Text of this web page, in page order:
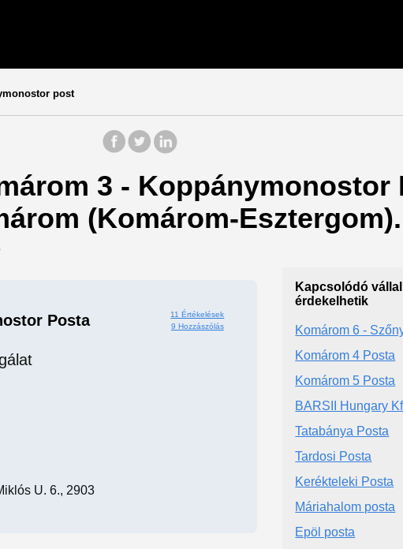
post
3 - Koppánymonostor
(Komárom-Esztergom).
Posta
11 Értékelések
9 Hozzászólás
U. 6., 2903
Kapcsolódó
érdekelhetik
Komárom 6 -
Komárom 4 Posta
Komárom 5 Posta
BARSII Hungary
Tatabánya Posta
Tardosi Posta
Kerékteleki Posta
Máriahalom posta
Epöl posta